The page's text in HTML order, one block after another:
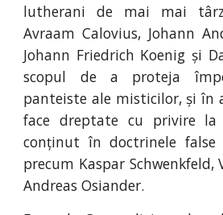
lutherani de mai mai
Avraam Calovius, Johann
Johann Friedrich Koenig și
scopul de a proteja
panteiste ale misticilor, și în
face dreptate cu privire la
conținut în doctrinele
precum Kaspar Schwenkfeld,
Andreas Osiander.